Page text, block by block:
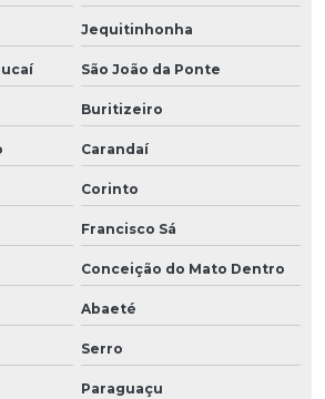
Jequitinhonha
São João da Ponte
Buritizeiro
Carandaí
Corinto
Francisco Sá
Conceição do Mato Dentro
Abaeté
Serro
Paraguaçu